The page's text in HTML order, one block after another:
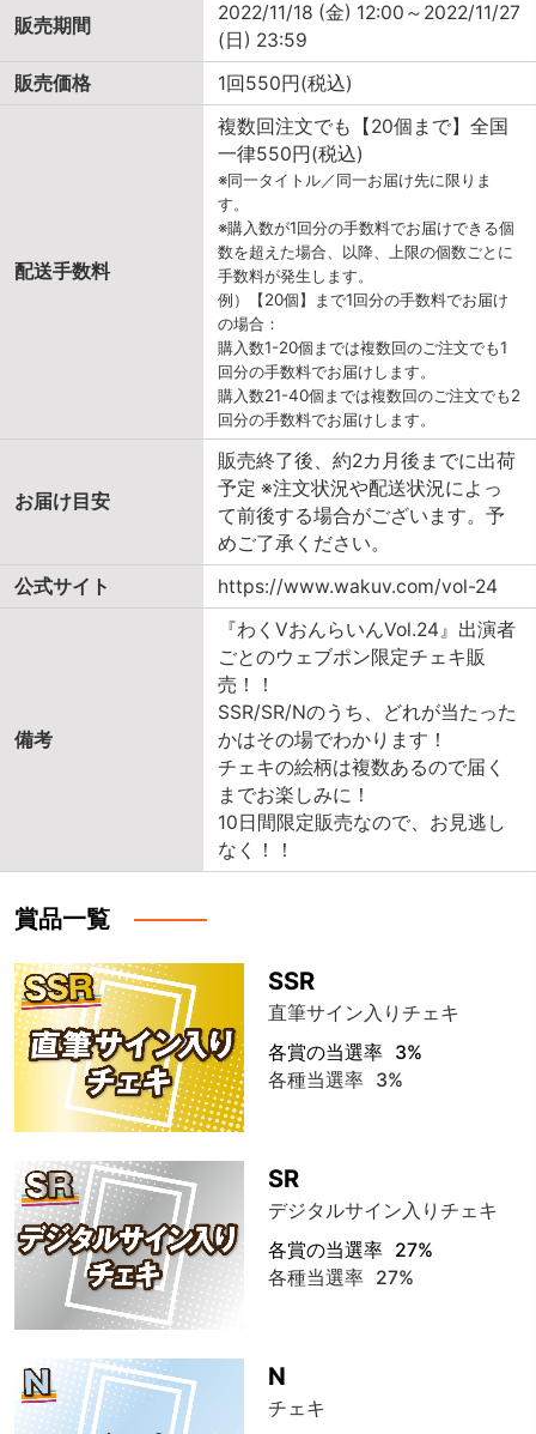
販売期間
2022/11/18 (金) 12:00～2022/11/27
(日) 23:59
販売価格
1回550円(税込)
配送手数料
複数回注文でも【20個まで】全国
一律550円(税込)
※同一タイトル／同一お届け先に限りま
す。
※購入数が1回分の手数料でお届けできる個
数を超えた場合、以降、上限の個数ごとに
手数料が発生します。
例）【20個】まで1回分の手数料でお届け
の場合：
購入数1-20個までは複数回のご注文でも1
回分の手数料でお届けします。
購入数21-40個までは複数回のご注文でも2
回分の手数料でお届けします。
お届け目安
販売終了後、約2カ月後までに出荷
予定 ※注文状況や配送状況によっ
て前後する場合がございます。予
めご了承ください。
公式サイト
https://www.wakuv.com/vol-24
備考
『わくVおんらいんVol.24』出演者
ごとのウェブポン限定チェキ販
売！！
SSR/SR/Nのうち、どれが当たった
かはその場でわかります！
チェキの絵柄は複数あるので届く
までお楽しみに！
10日間限定販売なので、お見逃し
なく！！
賞品一覧
SSR
直筆サイン入りチェキ
各賞の当選率 3%
各種当選率 3%
SR
デジタルサイン入りチェキ
各賞の当選率 27%
各種当選率 27%
N
チェキ